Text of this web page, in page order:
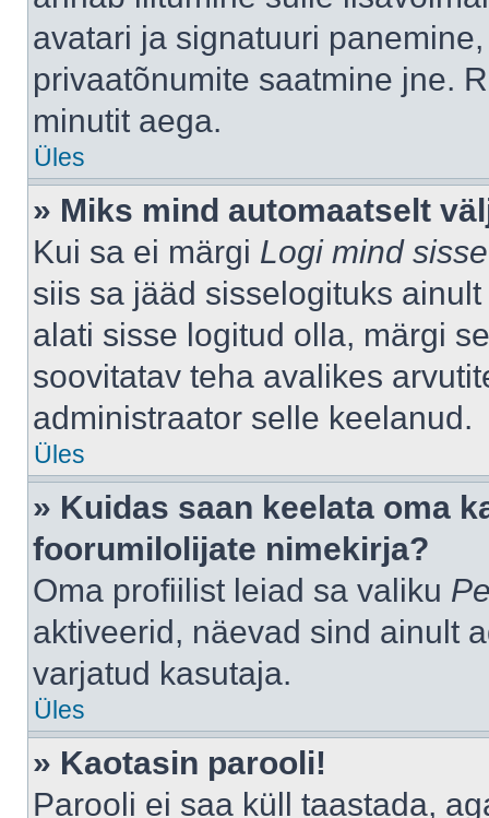
avatari ja signatuuri
privaatõnumite saatmine jne.
minutit aega.
Üles
» Miks mind automaatselt
Kui sa ei märgi Logi mind
siis sa jääd sisselogituks
alati sisse logitud olla, märgi
soovitatav teha avalikes
administraator selle keelanud.
Üles
» Kuidas saan keelata oma
foorumilolijate nimekirja?
Oma profiilist leiad sa valiku
aktiveerid, näevad sind ainult
varjatud kasutaja.
Üles
» Kaotasin parooli!
Parooli ei saa küll taastada,